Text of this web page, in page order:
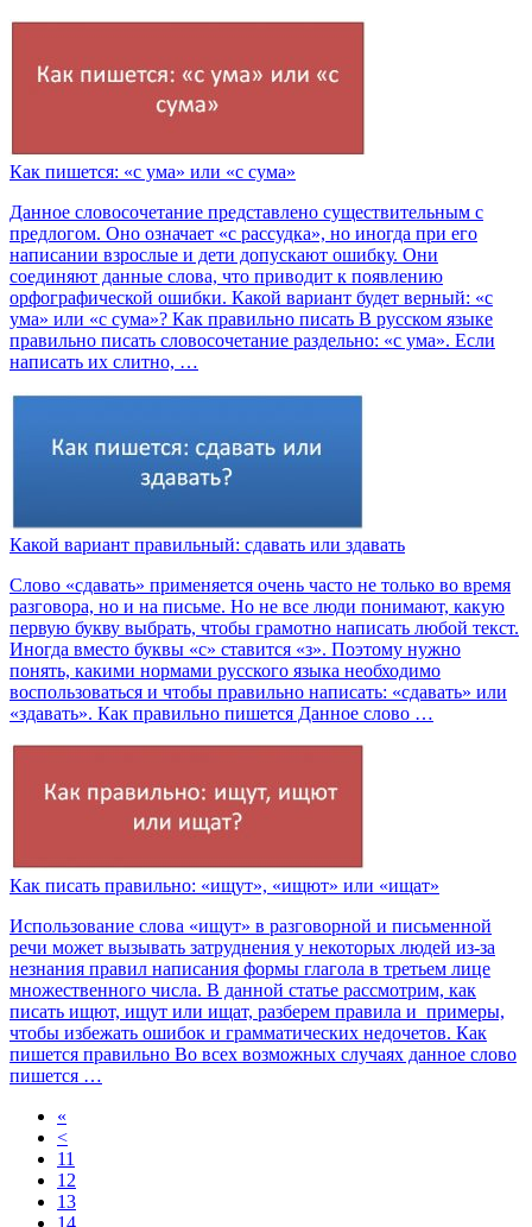
Как пишется: «с ума» или «с сума»
Данное словосочетание представлено существительным с
предлогом. Оно означает «с рассудка», но иногда при его
написании взрослые и дети допускают ошибку. Они
соединяют данные слова, что приводит к появлению
орфографической ошибки. Какой вариант будет верный: «с
ума» или «с сума»? Как правильно писать В русском языке
правильно писать словосочетание раздельно: «с ума». Если
написать их слитно, …
Какой вариант правильный: сдавать или здавать
Слово «сдавать» применяется очень часто не только во время
разговора, но и на письме. Но не все люди понимают, какую
первую букву выбрать, чтобы грамотно написать любой текст.
Иногда вместо буквы «с» ставится «з». Поэтому нужно
понять, какими нормами русского языка необходимо
воспользоваться и чтобы правильно написать: «сдавать» или
«здавать». Как правильно пишется Данное слово …
Как писать правильно: «ищут», «ищют» или «ищат»
Использование слова «ищут» в разговорной и письменной
речи может вызывать затруднения у некоторых людей из-за
незнания правил написания формы глагола в третьем лице
множественного числа. В данной статье рассмотрим, как
писать ищют, ищут или ищат, разберем правила и примеры,
чтобы избежать ошибок и грамматических недочетов. Как
пишется правильно Во всех возможных случаях данное слово
пишется …
«
<
11
12
13
14